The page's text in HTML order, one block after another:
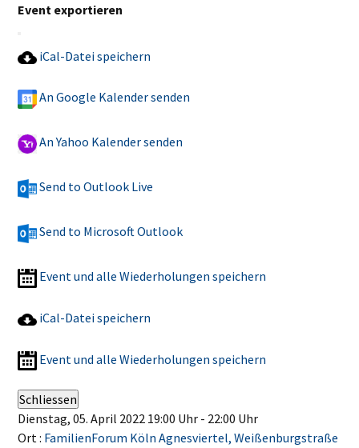
Event exportieren
iCal-Datei speichern
An Google Kalender senden
An Yahoo Kalender senden
Send to Outlook Live
Send to Microsoft Outlook
Event und alle Wiederholungen speichern
iCal-Datei speichern
Event und alle Wiederholungen speichern
Schliessen
Dienstag, 05. April 2022 19:00 Uhr - 22:00 Uhr
Ort : FamilienForum Köln Agnesviertel, Weißenburgstraße